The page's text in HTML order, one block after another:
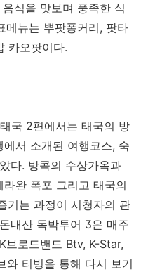
식을 맛보며 풍족한 식
메뉴는 뿌팟퐁커리, 팟타
카오팟이다.
국 2편에서는 태국의 방
서 소개된 여행코스, 숙
다. 방콕의 수상가옥과
완 폭포 그리고 태국의
기는 과정이 시청자의 관
내산 독박투어 3은 매주
브로드밴드 Btv, K-Star,
와 티빙을 통해 다시 보기